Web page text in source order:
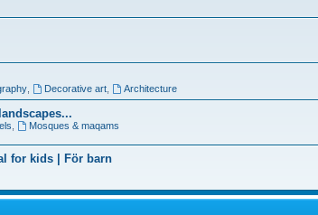
, Decorative art, Architecture
Mosques & maqams
for kids | För barn